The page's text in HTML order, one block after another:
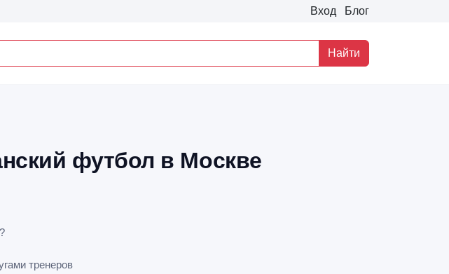
Вход Блог
Найти
футбол в Москве
тренеров